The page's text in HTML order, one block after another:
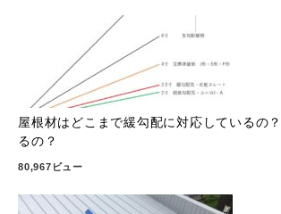
屋根材はどこまで緩勾配に対応しているの
るの？
80,967ビュー